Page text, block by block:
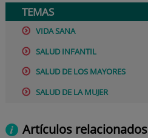
TEMAS
VIDA SANA
SALUD INFANTIL
SALUD DE LOS MAYORES
SALUD DE LA MUJER
Artículos relacionados